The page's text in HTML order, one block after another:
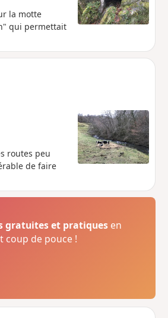
la motte
qui permettait
routes peu
de faire
gratuites et pratiques en
coup de pouce !